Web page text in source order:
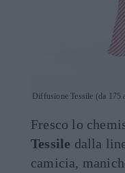
Diffusione Tessile (da 175
Fresco lo
Tessile dalla
camicia,